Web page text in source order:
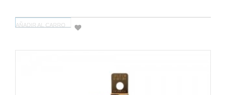
AÑADIR AL CARRO